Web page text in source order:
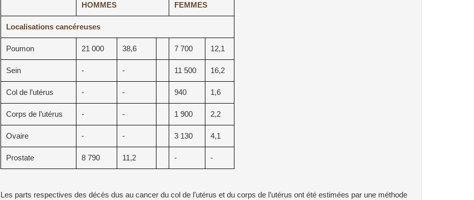
HOMMES FEMMES
Localisations cancéreuses
Poumon 21 000 38,6 7 700 12,1
Sein - - 11 500 16,2
Col de l’utérus - - 940 1,6
Corps de l’utérus - - 1 900 2,2
Ovaire - - 3 130 4,1
Prostate 8 790 11,2 - -
Les parts respectives des décès dus au cancer du col de l’utérus et du corps de l’utérus ont été estimées par une méthode